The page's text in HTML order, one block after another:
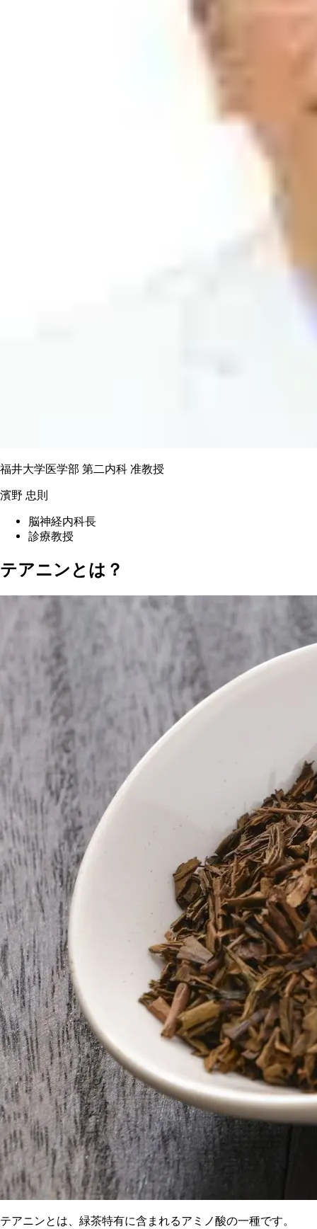
福井大学医学部 第二内科 准教授
濱野 忠則
脳神経内科長
診療教授
テアニンとは？
テアニンとは、緑茶特有に含まれるアミノ酸の一種です。